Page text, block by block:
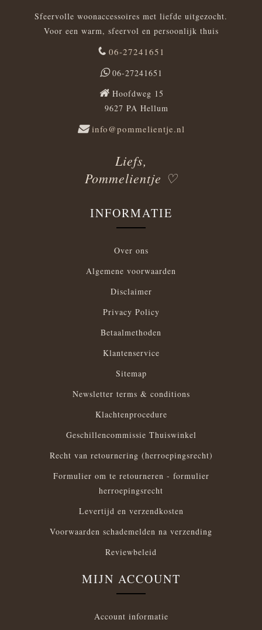
Sfeervolle woonaccessoires met liefde uitgezocht.
Voor een warm, sfeervol en persoonlijk thuis
06-27241651
06-27241651
Hoofdweg 15
9627 PA Hellum
info@pommelientje.nl
Liefs,
Pommelientje ♡
INFORMATIE
Over ons
Algemene voorwaarden
Disclaimer
Privacy Policy
Betaalmethoden
Klantenservice
Sitemap
Newsletter terms & conditions
Klachtenprocedure
Geschillencommissie Thuiswinkel
Recht van retournering (herroepingsrecht)
Formulier om te retourneren - formulier
herroepingsrecht
Levertijd en verzendkosten
Voorwaarden schademelden na verzending
Reviewbeleid
MIJN ACCOUNT
Account informatie